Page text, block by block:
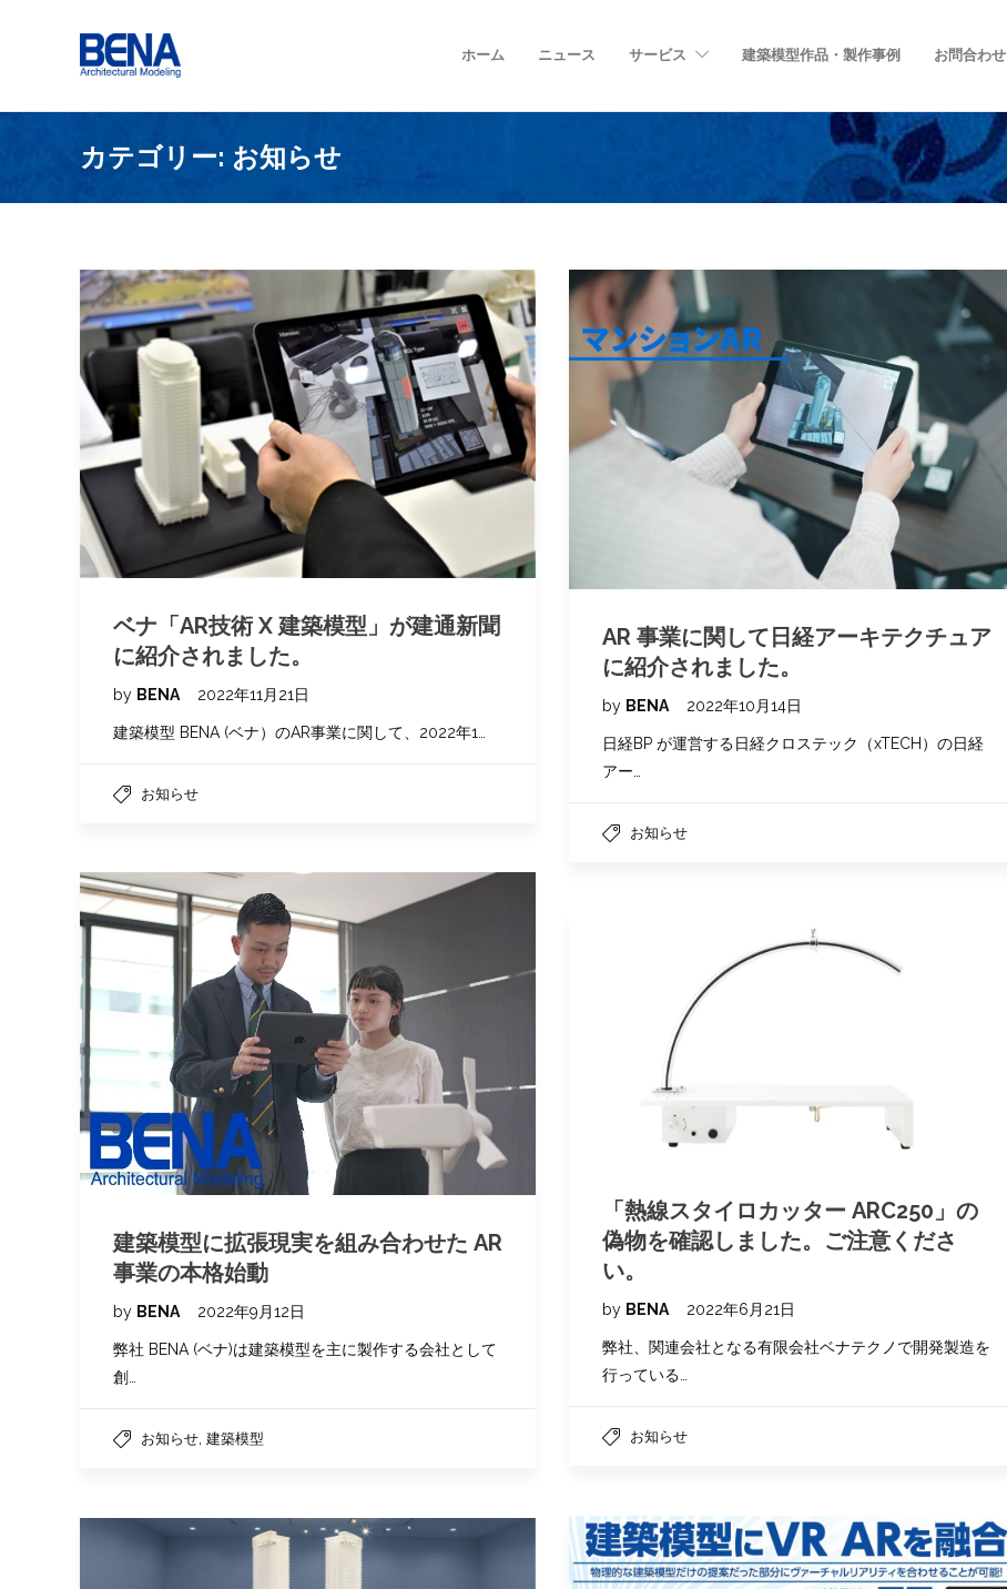
ホーム ニュース サービス 建築模型作品・製作事例 お問合わせ
カテゴリー: お知らせ
ベナ「AR技術 X 建築模型」が建通新聞
に紹介されました。
by BENA 2022年11月21日
建築模型 BENA (ベナ）のAR事業に関して、2022年1…
お知らせ
AR 事業に関して日経アーキテクチュア
に紹介されました。
by BENA 2022年10月14日
日経BP が運営する日経クロステック（xTECH）の日経
アー…
お知らせ
建築模型に拡張現実を組み合わせた AR
事業の本格始動
by BENA 2022年9月12日
弊社 BENA (ベナ)は建築模型を主に製作する会社として
創…
お知らせ 建築模型
「熱線スタイロカッター ARC250」の
偽物を確認しました。ご注意くださ
い。
by BENA 2022年6月21日
弊社、関連会社となる有限会社ベナテクノで開発製造を
行っている…
お知らせ